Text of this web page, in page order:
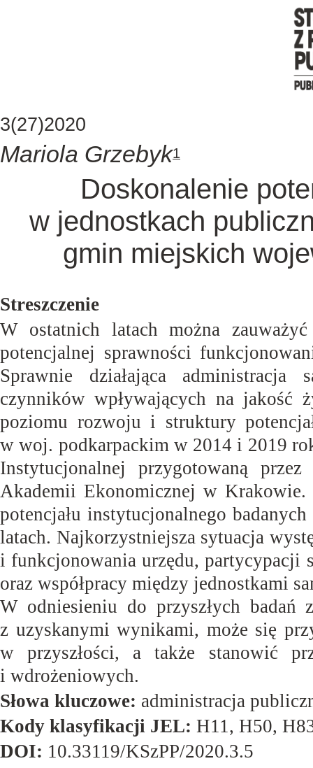
3(27)2020
Mariola Grzebyk1
Doskonalenie
w jednostkach
gmin miejskich
Streszczenie
W ostatnich latach można
potencjalnej sprawności
Sprawnie działająca
czynników wpływających na jakość
poziomu rozwoju i struktury
w woj. podkarpackim w 2014 i 2019
Instytucjonalnej przygotowaną
Akademii Ekonomicznej w
potencjału instytucjonalnego
latach. Najkorzystniejsza sytuacja
i funkcjonowania urzędu, partycypacji
oraz współpracy między jednostkami
W odniesieniu do przyszłych badań
z uzyskanymi wynikami, może się
w przyszłości, a także stanowić
i wdrożeniowych.
Słowa kluczowe: administracja
Kody klasyfikacji JEL: H11, H50,
DOI: 10.33119/KSzPP/2020.3.5